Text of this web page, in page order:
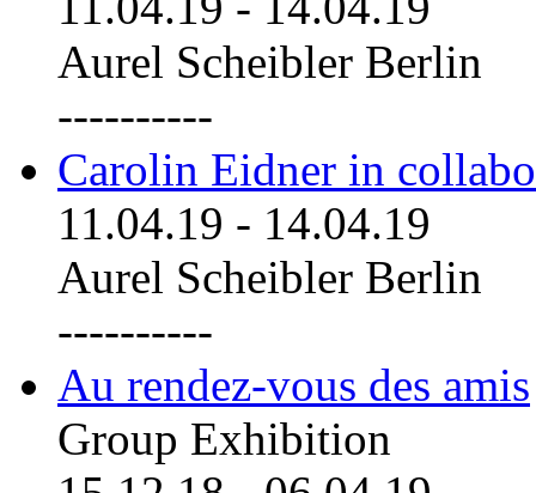
Aurel Scheibler Berlin
----------
Carolin Eidner in
11.04.19 - 14.04.19
Aurel Scheibler Berlin
----------
Au rendez-vous des amis
Group Exhibition